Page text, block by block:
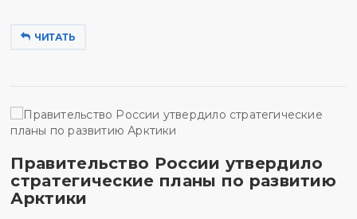
ЧИТАТЬ
Правительство России утвердило
стратегические планы по развитию
Арктики